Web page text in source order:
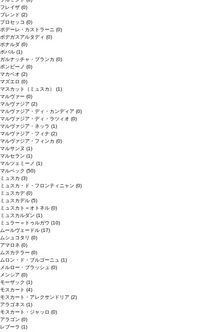
フレイザ (0)
ブレンド (2)
プロセッコ (0)
ポデーレ・カストラーニ (0)
ボデガスアルタディ (0)
ボナルダ (0)
ボバル (1)
ガルナッチャ・ブランカ (0)
ボンビーノ (0)
マカベオ (2)
マズエロ (0)
マスカット（ミュスカ） (1)
マルヴァー (0)
マルヴァジア (2)
マルヴァジア・ディ・カンディア (0)
マルヴァジア・ディ・ラツィオ (0)
マルヴァジア・ネッラ (1)
マルヴァジア・フィナ (2)
マルヴァジア・フィンカ (0)
マルサンヌ (1)
マルセラン (1)
マルツェミーノ (1)
マルベック (50)
ミュスカ (3)
ミュスカ・ド・フロンティニャン (0)
ミュスカデ(0)
ミュスカデル (5)
ミュスカト＝オトネル (0)
ミュスカルダン (1)
ミュラー＝トゥルガウ (10)
ムールヴェードル (17)
ムシュコタリ (0)
アマロネ (0)
ムスカテラー (0)
ムロン・ド・ブルゴーニュ (1)
メルロー・ブラッシュ (0)
メンシア (0)
モーザック (1)
モスカート (4)
モスカート・アレクサンドリア (2)
アラゴネス (1)
モスカート・ジャッロ (0)
アラゴン (0)
レブーラ (1)